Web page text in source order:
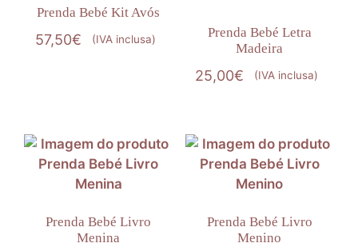
Prenda Bebé Kit Avós
57,50€ (IVA inclusa)
Prenda Bebé Letra
Madeira
25,00€ (IVA inclusa)
Prenda Bebé Livro
Menina
Prenda Bebé Livro
Menino